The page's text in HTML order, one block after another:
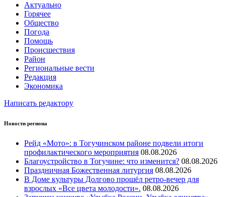
Актуально
Горячее
Общество
Погода
Помощь
Происшествия
Район
Региональные вести
Редакция
Экономика
Написать редактору
Новости региона
Рейд «Мото»: в Тогучинском районе подвели итоги
профилактического мероприятия 08.08.2026
Благоустройство в Тогучине: что изменится? 08.08.2026
Праздничная Божественная литургия 08.08.2026
В Доме культуры Долгово прошёл ретро-вечер для
взрослых «Все цвета молодости». 08.08.2026